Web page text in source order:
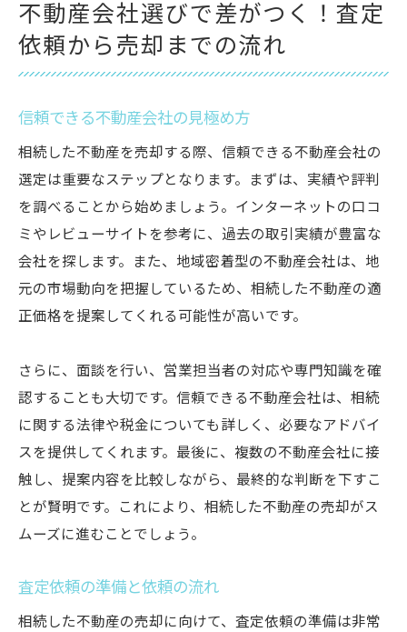
不動産会社選びで差がつく！査定
依頼から売却までの流れ
信頼できる不動産会社の見極め方
相続した不動産を売却する際、信頼できる不動産会社の
選定は重要なステップとなります。まずは、実績や評判
を調べることから始めましょう。インターネットの口コ
ミやレビューサイトを参考に、過去の取引実績が豊富な
会社を探します。また、地域密着型の不動産会社は、地
元の市場動向を把握しているため、相続した不動産の適
正価格を提案してくれる可能性が高いです。
さらに、面談を行い、営業担当者の対応や専門知識を確
認することも大切です。信頼できる不動産会社は、相続
に関する法律や税金についても詳しく、必要なアドバイ
スを提供してくれます。最後に、複数の不動産会社に接
触し、提案内容を比較しながら、最終的な判断を下すこ
とが賢明です。これにより、相続した不動産の売却がス
ムーズに進むことでしょう。
査定依頼の準備と依頼の流れ
相続した不動産の売却に向けて、査定依頼の準備は非常